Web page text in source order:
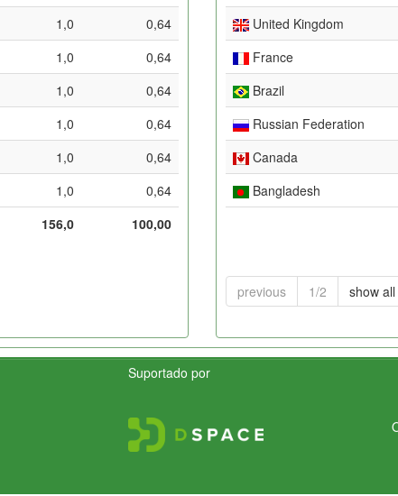
1,0
0,64
1,0
0,64
1,0
0,64
1,0
0,64
1,0
0,64
1,0
0,64
156,0
100,00
United Kingdom
France
Brazil
Russian Federation
Canada
Bangladesh
previous 1/2 show all
Suportado por